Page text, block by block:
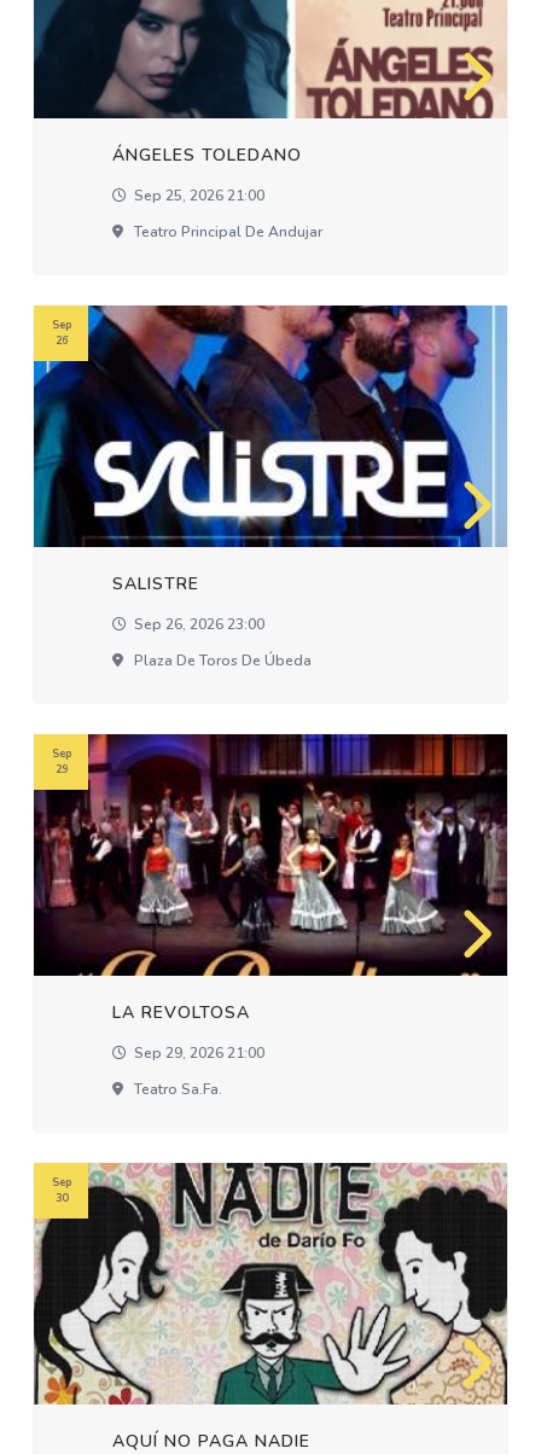
ÁNGELES TOLEDANO
Sep 25, 2026 21:00
Teatro Principal De Andujar
SALISTRE
Sep 26, 2026 23:00
Plaza De Toros De Úbeda
Sep
26
LA REVOLTOSA
Sep 29, 2026 21:00
Teatro Sa.fa.
Sep
29
AQUÍ NO PAGA NADIE
Sep
30